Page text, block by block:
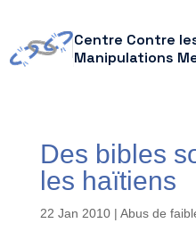
Centre Contre
Manipulations
Des bibles
les haïtiens
22 Jan 2010| Abus de